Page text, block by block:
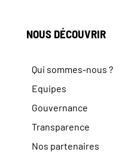
NOUS DÉCOUVRIR
Qui sommes-nous ?
Equipes
Gouvernance
Transparence
Nos partenaires